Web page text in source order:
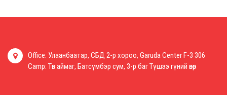
Office: Улаанбаатар, СБД 2-р хороо, Garuda Center F-3 306
Camp: Төв аймаг, Батсүмбэр сум, 3-р баг Түшээ гүний өвөр